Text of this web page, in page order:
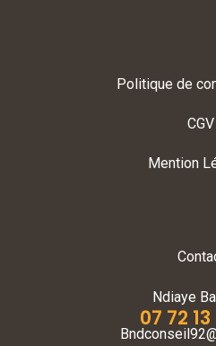
Politique de
CGV
Mention
Ndiaye
07 72 13